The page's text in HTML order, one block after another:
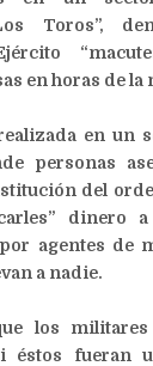
Toros”,
en horas de la
en un
personas
del
dinero
agentes de
a nadie.
los
éstos fueran